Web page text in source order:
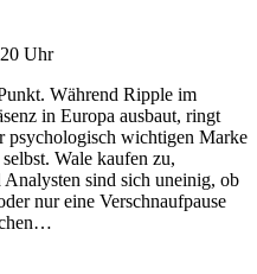
Uhr
Während Ripple im
in Europa ausbaut, ringt
psychologisch wichtigen Marke
Wale kaufen zu,
sind sich uneinig, ob
nur eine Verschnaufpause